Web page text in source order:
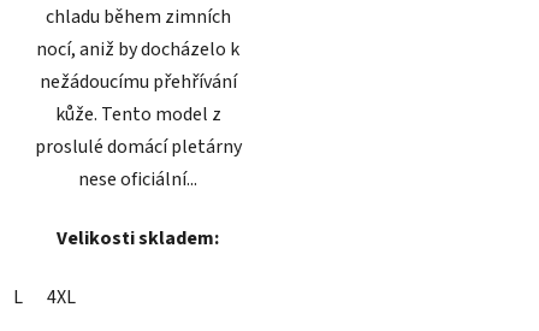
chladu během zimních
nocí, aniž by docházelo k
nežádoucímu přehřívání
kůže. Tento model z
proslulé domácí pletárny
nese oficiální...
Velikosti skladem:
L 4XL